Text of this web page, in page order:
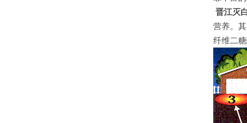
晋江灭
营养。
纤维二